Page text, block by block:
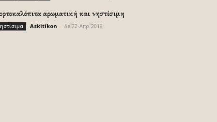
αρωματική και νηστίσιμη
Askitikon Δε 22-Απρ-2019